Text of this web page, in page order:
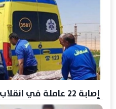
إصابة 22 عاملة في انقلاب سيارة ربع نقل بالشرقية